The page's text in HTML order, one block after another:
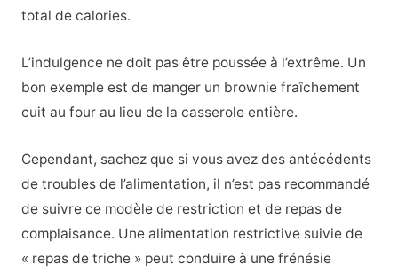
total de calories.
L’indulgence ne doit pas être poussée à l’extrême. Un
bon exemple est de manger un brownie fraîchement
cuit au four au lieu de la casserole entière.
Cependant, sachez que si vous avez des antécédents
de troubles de l’alimentation, il n’est pas recommandé
de suivre ce modèle de restriction et de repas de
complaisance. Une alimentation restrictive suivie de
« repas de triche » peut conduire à une frénésie